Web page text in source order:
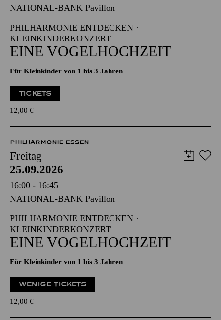
NATIONAL-BANK Pavillon
PHILHARMONIE ENTDECKEN ·
KLEINKINDERKONZERT
EINE VOGELHOCHZEIT
Für Kleinkinder von 1 bis 3 Jahren
TICKETS
12,00 €
PHILHARMONIE ESSEN
Freitag
25.09.2026
16:00 - 16:45
NATIONAL-BANK Pavillon
PHILHARMONIE ENTDECKEN ·
KLEINKINDERKONZERT
EINE VOGELHOCHZEIT
Für Kleinkinder von 1 bis 3 Jahren
WENIGE TICKETS
12,00 €